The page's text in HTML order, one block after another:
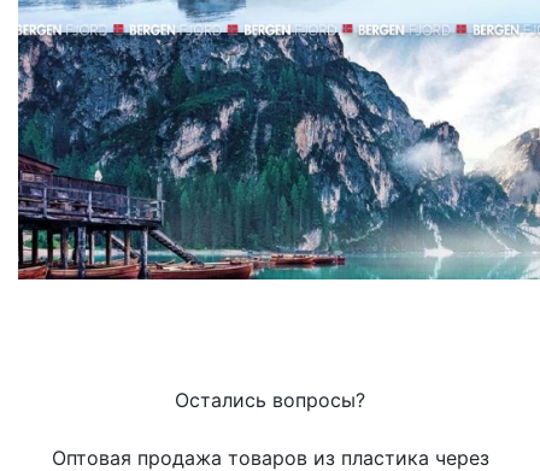
Остались вопросы?
Оптовая продажа товаров из пластика через